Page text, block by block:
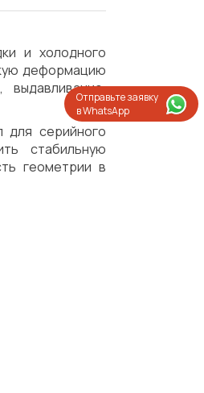
Отправьте заявку
в WhatsApp
и холодного
деформацию
для серийного
стабильную
геометрии в